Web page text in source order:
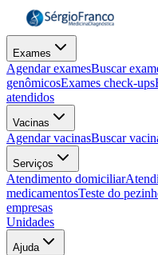
Exames
Agendar examesBuscar
genômicosExames check-ups
atendidos
Vacinas
Agendar vacinasBuscar
Serviços
Atendimento domiciliar
medicamentosTeste do
empresas
Unidades
Ajuda